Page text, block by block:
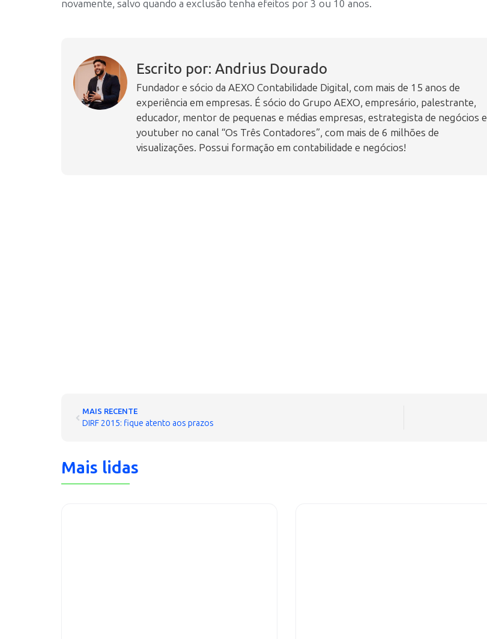
novamente, salvo quando a exclusão tenha efeitos por 3 ou 10 anos.
Escrito por: Andrius Dourado
Fundador e sócio da AEXO Contabilidade Digital, com mais de 15 anos de
experiência em empresas. É sócio do Grupo AEXO, empresário, palestrante,
educador, mentor de pequenas e médias empresas, estrategista de negócios e
youtuber no canal “Os Três Contadores”, com mais de 6 milhões de
visualizações. Possui formação em contabilidade e negócios!
MAIS RECENTE
DIRF 2015: fique atento aos prazos
Mais lidas